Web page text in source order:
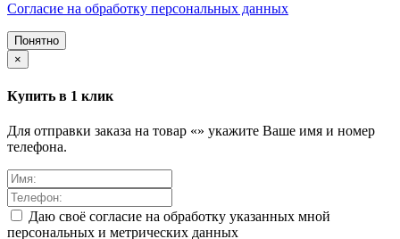
Согласие на обработку персональных данных
Понятно
×
Купить в 1 клик
Для отправки заказа на товар «» укажите Ваше имя и номер
телефона.
Даю своё согласие на обработку указанных мной
персональных и метрических данных